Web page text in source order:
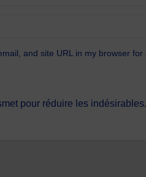
and site URL in my browser
pour réduire les indésirables.